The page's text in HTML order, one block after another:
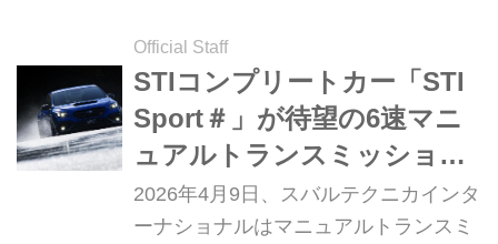
2008年以来、今年で17回目で、4月
18・19日に行われる予選レースを経
て、万全の体制で本戦に挑む。
Official Staff
STIコンプリートカー「STI
Sport＃」が待望の6速マニ
ュアルトランスミッション
仕様で登場。限定600台の争
奪戦か
2026年4月9日、スバルテクニカインタ
ーナショナルはマニュアルトランスミ